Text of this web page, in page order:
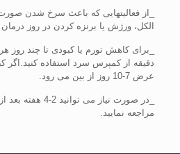
_از فعالیتهایی که باعث سرخ شدن
الکل، ورژش یا برنزه کردن در روز درمان
دقیقه از کمپرس سرد استفاده کنید.اگر
عرض 7-10 روز از بین می رود.
_در صورت نیاز می
مراجعه نمایید.